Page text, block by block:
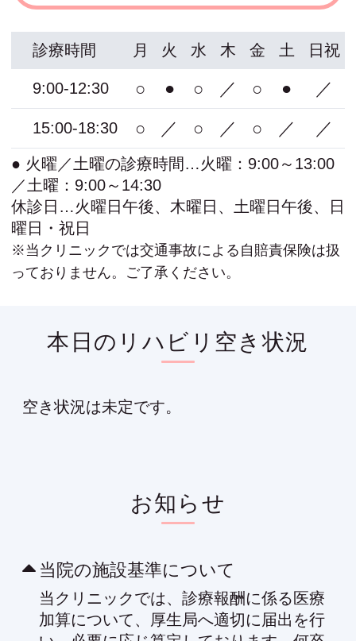
● 火曜／土曜の診療時間…火曜：9:00～13:00
／土曜：9:00～14:30
休診日…火曜日午後、木曜日、土曜日午後、日
曜日・祝日
診療時間 月 火 水 木 金 土 日祝
9:00-12:30 ○ ● ○ ／ ○ ● ／
15:00-18:30 ○ ／ ○ ／ ○ ／ ／
※当クリニックでは交通事故による自賠責保険は扱
っておりません。ご了承ください。
本日のリハビリ空き状況
空き状況は未定です。
お知らせ
当院の施設基準について
当クリニックでは、診療報酬に係る医療
加算について、厚生局へ適切に届出を行